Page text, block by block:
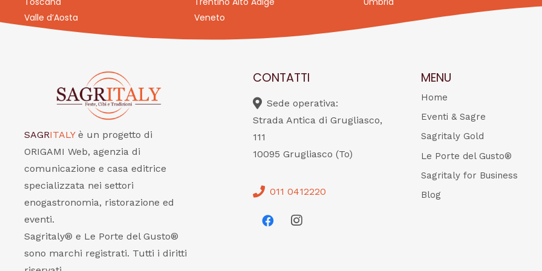
Valle d’Aosta
Veneto
SAGRITALY è un progetto di
ORIGAMI Web, agenzia di
comunicazione e casa editrice
specializzata nei settori
enogastronomia, ristorazione ed
eventi.
Sagritaly® e Le Porte del Gusto®
sono marchi registrati. Tutti i diritti
CONTATTI
Sede operativa:
Strada Antica di Grugliasco,
111
10095 Grugliasco (To)
011 0412220
MENU
Home
Eventi & Sagre
Sagritaly Gold
Le Porte del Gusto®
Sagritaly for Business
Blog